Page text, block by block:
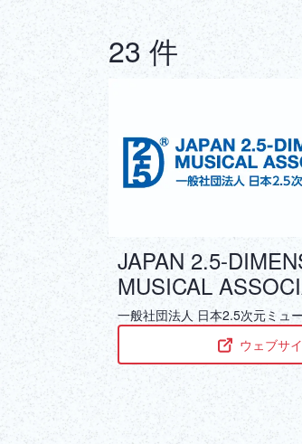
23 件
JAPAN 2.5-
MUSICAL
一般社団法人 日本2.5次元ミュ
ウェブサ